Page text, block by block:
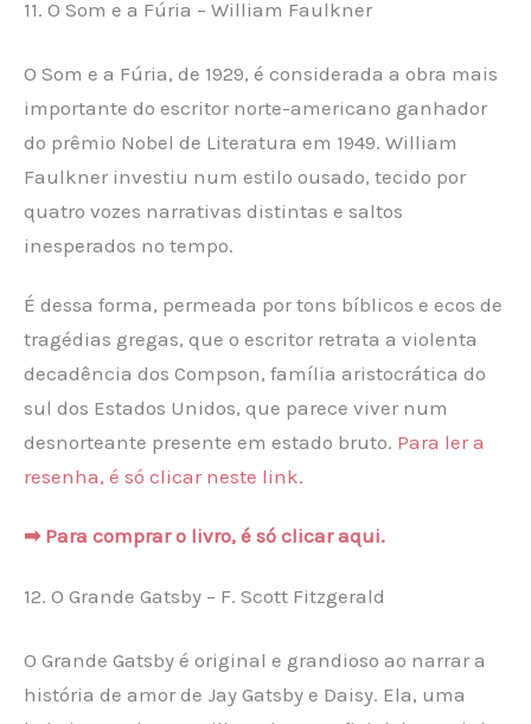
11. O Som e a Fúria – William Faulkner
O Som e a Fúria, de 1929, é considerada a obra mais
importante do escritor norte-americano ganhador
do prêmio Nobel de Literatura em 1949. William
Faulkner investiu num estilo ousado, tecido por
quatro vozes narrativas distintas e saltos
inesperados no tempo.
É dessa forma, permeada por tons bíblicos e ecos de
tragédias gregas, que o escritor retrata a violenta
decadência dos Compson, família aristocrática do
sul dos Estados Unidos, que parece viver num
desnorteante presente em estado bruto. Para ler a
resenha, é só clicar neste link.
➡ Para comprar o livro, é só clicar aqui.
12. O Grande Gatsby – F. Scott Fitzgerald
O Grande Gatsby é original e grandioso ao narrar a
história de amor de Jay Gatsby e Daisy. Ela, uma